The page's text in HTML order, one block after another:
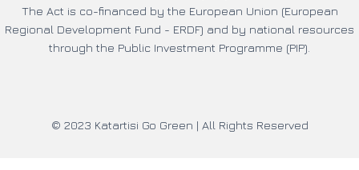
The Act is co-financed by the European Union (European
Regional Development Fund - ERDF) and by national resources
through the Public Investment Programme (PIP).
© 2023 Katartisi Go Green | All Rights Reserved